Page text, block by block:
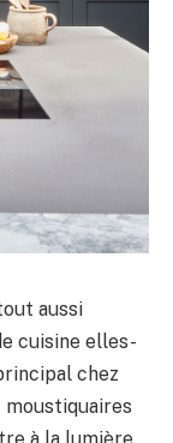
aussi
cuisine elles-
chez
à la lumière